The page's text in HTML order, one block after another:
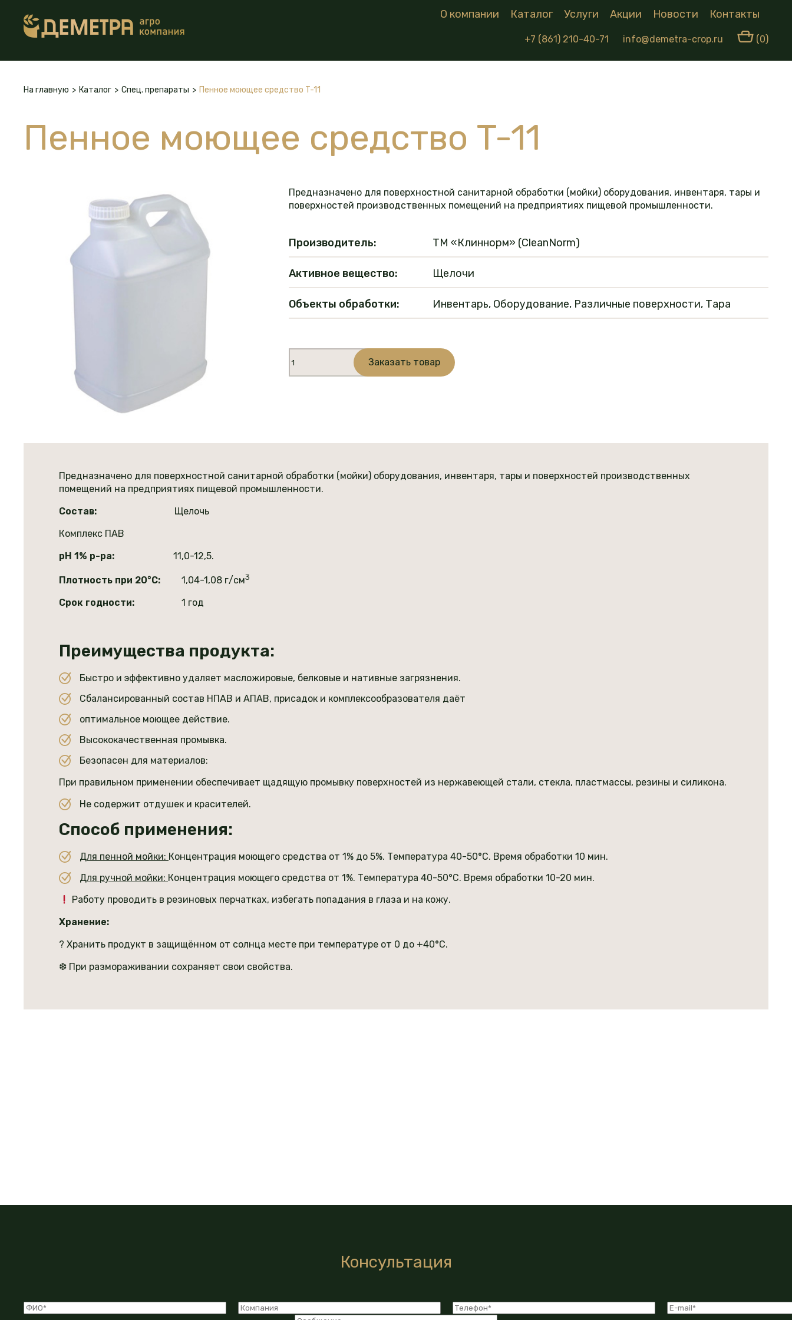
О компании Каталог Услуги Акции Новости Контакты
+7 (861) 210-40-71 info@demetra-crop.ru (0)
На главную > Каталог > Спец. препараты > Пенное моющее средство T-11
Пенное моющее средство T-11
Предназначено для поверхностной санитарной обработки (мойки) оборудования, инвентаря, тары и
поверхностей производственных помещений на предприятиях пищевой промышленности.
Производитель: ТМ «Клиннорм» (CleanNorm)
Активное вещество: Щелочи
Объекты обработки: Инвентарь, Оборудование, Различные поверхности, Тара
товара
Пенное
Заказать товар
Предназначено для поверхностной санитарной обработки (мойки) оборудования, инвентаря, тары и поверхностей производственных
помещений на предприятиях пищевой промышленности.
Состав: Щелочь
Комплекс ПАВ
рН 1% р-ра:
11,0-12,5.
Плотность при 20°С: 1,04-1,08 г/см3
Срок годности: 1 год
Преимущества продукта:
Быстро и эффективно удаляет масложировые, белковые и нативные загрязнения.
Сбалансированный состав НПАВ и АПАВ, присадок и комплексообразователя даёт
оптимальное моющее действие.
Высококачественная промывка.
Безопасен для материалов:
При правильном применении обеспечивает щадящую промывку поверхностей из нержавеющей стали, стекла, пластмассы, резины и силикона.
Не содержит отдушек и красителей.
Способ применения:
Для пенной мойки: Концентрация моющего средства от 1% до 5%. Температура 40-50°С. Время обработки 10 мин.
Для ручной мойки: Концентрация моющего средства от 1%. Температура 40-50°С. Время обработки 10-20 мин.
Работу проводить в резиновых перчатках, избегать попадания в глаза и на кожу.
Хранение:
?️ Хранить продукт в защищённом от солнца месте при температуре от 0 до +40°С.
❆ При размораживании сохраняет свои свойства.
Консультация